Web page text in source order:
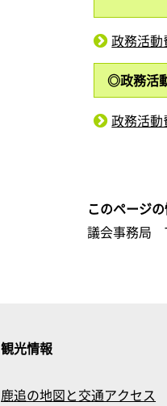
政務活
◎政務活
政務活
このページ
議会事務局
観光情報
鹿追の地図と交通アクセス